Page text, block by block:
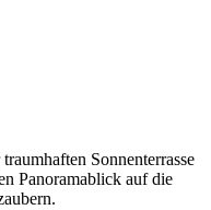
Sonnenterrasse
Panoramablick auf die